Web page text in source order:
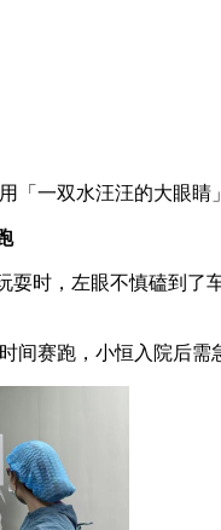
「一双水汪汪的大眼
耍时，左眼不慎磕到
间赛跑，小恒入院后